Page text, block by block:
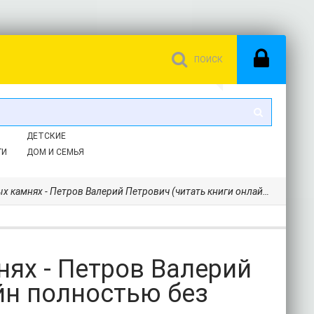
ДЕТСКИЕ
ДОМ И СЕМЬЯ
Валерий Петрович (читать книги онлайн полностью без регистрации .txt) 📗
- Петров Валерий
полностью без